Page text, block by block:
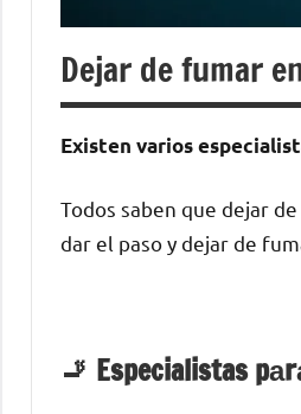
Dejar de fumar
Existen varios
Todos saben quе dejar
dar el paso у dejar dе
🚬 Especialistas